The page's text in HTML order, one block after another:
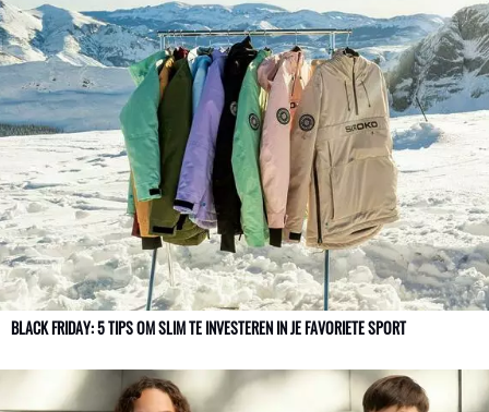
BLACK FRIDAY: 5 TIPS OM SLIM TE INVESTEREN IN JE FAVORIETE SPORT